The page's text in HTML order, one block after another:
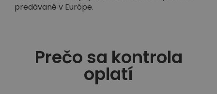
predávané v Európe.
Prečo sa kontrola
oplatí